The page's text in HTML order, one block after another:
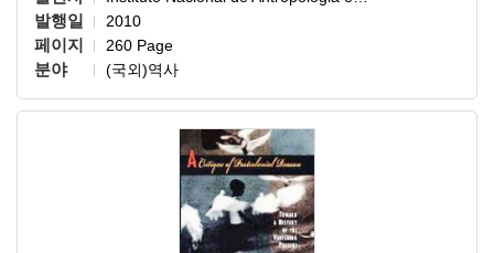
발행일 2010
페이지 260 Page
분야 (국외)역사